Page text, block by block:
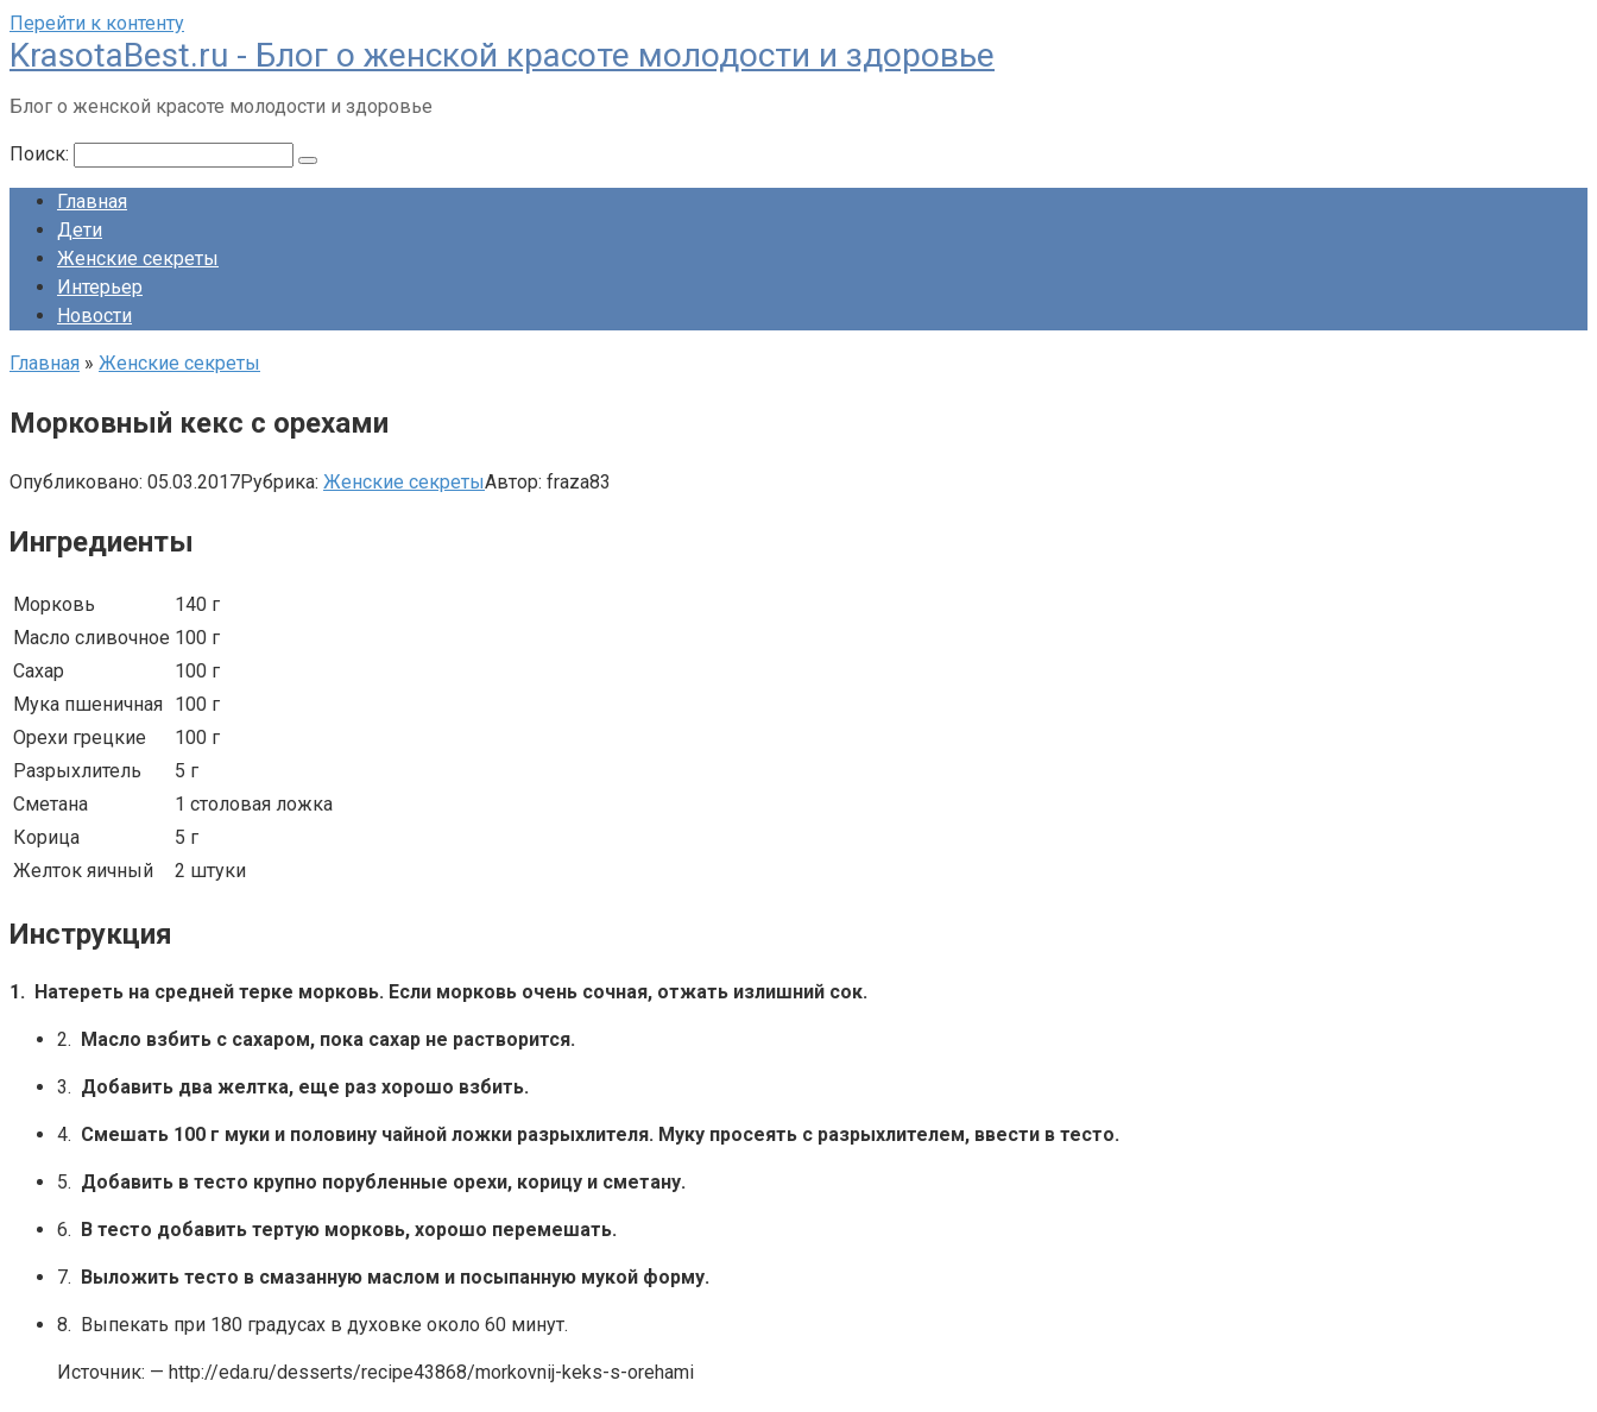
Перейти к контенту
KrasotaBest.ru - Блог о женской красоте молодости и здоровье
Блог о женской красоте молодости и здоровье
Поиск:
Главная
Дети
Женские секреты
Интерьер
Новости
Главная » Женские секреты
Морковный кекс с орехами
Опубликовано: 05.03.2017Рубрика: Женские секретыАвтор: fraza83
Ингредиенты
Морковь
140 г
Масло сливочное 100 г
Сахар
100 г
Мука пшеничная 100 г
Орехи грецкие
100 г
Разрыхлитель
5 г
Сметана
1 столовая ложка
Корица
5 г
Желток яичный
2 штуки
Инструкция
1. Натереть на средней терке морковь. Если морковь очень сочная, отжать излишний сок.
2. Масло взбить с сахаром, пока сахар не растворится.
3. Добавить два желтка, еще раз хорошо взбить.
4. Смешать 100 г муки и половину чайной ложки разрыхлителя. Муку просеять с разрыхлителем, ввести в тесто.
5. Добавить в тесто крупно порубленные орехи, корицу и сметану.
6. В тесто добавить тертую морковь, хорошо перемешать.
7. Выложить тесто в смазанную маслом и посыпанную мукой форму.
8. Выпекать при 180 градусах в духовке около 60 минут.
Источник: — http://eda.ru/desserts/recipe43868/morkovnij-keks-s-orehami